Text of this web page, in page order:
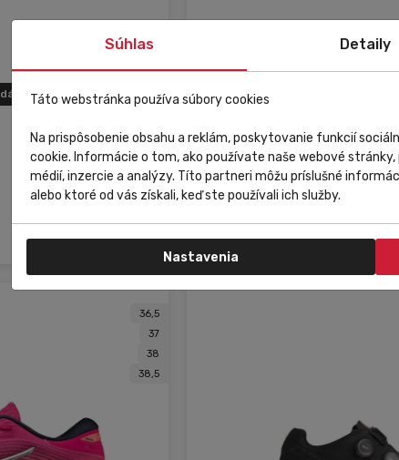
Do košíka
Raktáron
DMT KR30 fehér országúti
93 131,37 Ft
36,5
37
38
38,5
Súhlas Detaily
Táto webstránka používa súbory cookies
Na prispôsobenie obsahu a reklám, poskytovanie funkcií
cookie. Informácie o tom, ako používate naše webové
médií, inzercie a analýzy. Títo partneri môžu príslušné
alebo ktoré od vás získali, keď ste používali ich služby.
Nastavenia